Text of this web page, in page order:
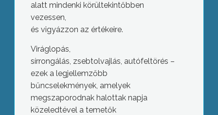
alatt mindenki körültekintőbben
vezessen,
és vigyázzon az értékeire.
Viráglopás,
sírrongálás, zsebtolvajlás, autófeltörés –
ezek a legjellemzőbb
bűncselekmények, amelyek
megszaporodnak halottak napja
közeledtével a temetők